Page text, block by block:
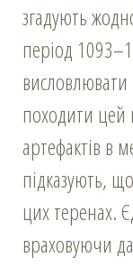
згадують
період
походити цей
артефактів в
підказують,
цих теренах.
враховуючи